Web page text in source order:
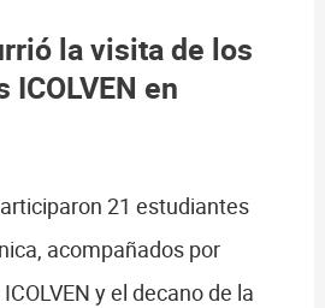
la visita de los
en
21 estudiantes
acompañados por
y el decano de la